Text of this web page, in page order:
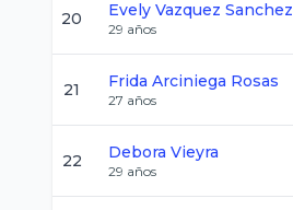
20 Evely Vazquez Sanchez
29 años
21 Frida Arciniega Rosas
27 años
22 Debora Vieyra
29 años